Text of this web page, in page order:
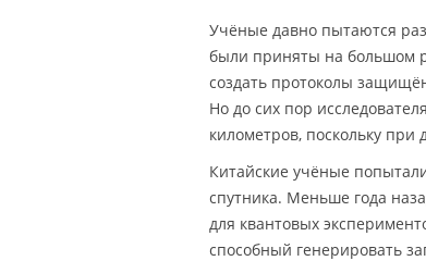
Учёные давно пытаются
были приняты на большом
создать протоколы
Но до сих пор
километров, поскольку
Китайские учёные
спутника. Меньше года
для квантовых
способный генерировать